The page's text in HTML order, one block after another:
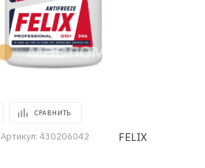
СРАВНИТЬ
Артикул: 430206042 FELIX